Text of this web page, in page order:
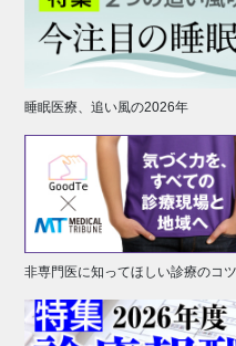
睡眠医療、追い風の2026年
非専門医に知ってほしい診療のコツ